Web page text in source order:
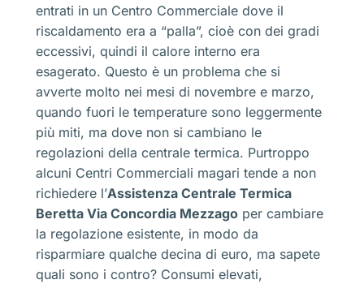
entrati in un Centro Commerciale dove il
riscaldamento era a “palla”, cioè con dei gradi
eccessivi, quindi il calore interno era
esagerato. Questo è un problema che si
avverte molto nei mesi di novembre e marzo,
quando fuori le temperature sono leggermente
più miti, ma dove non si cambiano le
regolazioni della centrale termica. Purtroppo
alcuni Centri Commerciali magari tende a non
richiedere l’Assistenza Centrale Termica
Beretta Via Concordia Mezzago per cambiare
la regolazione esistente, in modo da
risparmiare qualche decina di euro, ma sapete
quali sono i contro? Consumi elevati,